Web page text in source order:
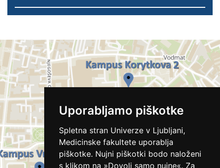
Uporabljamo piškotke
Spletna stran Univerze v Ljubljani,
Medicinske fakultete uporablja
piškotke. Nujni piškotki bodo naloženi
s klikom na »Dovoli samo nujne«. Za